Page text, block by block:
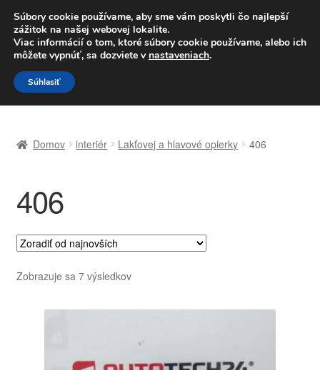
DOPRAVA od 6 EUR
Po–Pi 09:00–16:00 233 221 276
Preskočiť
na
navigáciu
Preskočiť
na
obsah
Celosvetová preprava
Doprava
Kontakt
Košík
Môj účet
Domov interiér Lakťovej a hlavové opierky 406
406
Zobrazuje sa 7 výsledkovZoradené
najnovších
Súbory cookie používame, aby sme vám poskytli čo najlepší
zážitok na našej webovej lokalite.
Viac informácií o tom, ktoré súbory cookie používame, alebo ich
môžete vypnúť, sa dozviete v nastaveniach.
Súhlasiť